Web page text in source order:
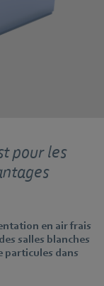
pour les
en air frais
salles blanches
particules dans